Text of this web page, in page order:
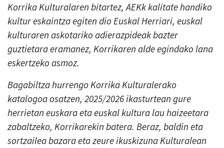
Korrika Kulturalaren bitartez, AEKk kalitate handiko
kultur eskaintza egiten dio Euskal Herriari, euskal
kulturaren askotariko adierazpideak bazter
guztietara eramanez, Korrikaren alde egindako lana
eskertzeko asmoz.
Bagabiltza hurrengo Korrika Kulturalerako
katalogoa osatzen, 2025/2026 ikasturtean gure
herrietan euskara eta euskal kultura lau haizeetara
zabaltzeko, Korrikarekin batera. Beraz, baldin eta
sortzailea bazara eta zeure ikuskizuna Kulturalean